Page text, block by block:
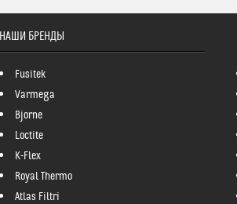
НАШИ БРЕНДЫ
Fusitek
Varmega
Bjorne
Loctite
K-Flex
Royal Thermo
Atlas Filtri